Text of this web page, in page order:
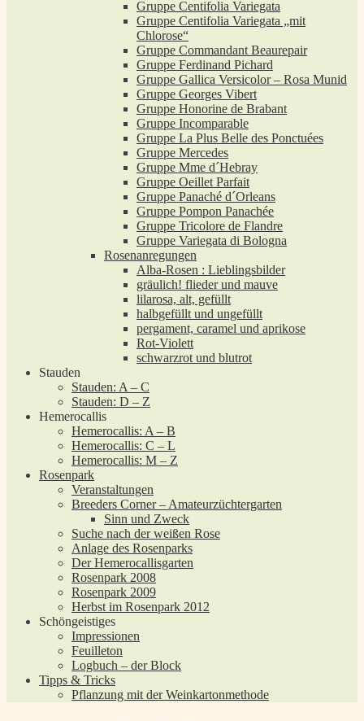
Gruppe Centifolia Variegata
Gruppe Centifolia Variegata „mit
Chlorose“
Gruppe Commandant Beaurepair
Gruppe Ferdinand Pichard
Gruppe Gallica Versicolor – Rosa Munid
Gruppe Georges Vibert
Gruppe Honorine de Brabant
Gruppe Incomparable
Gruppe La Plus Belle des Ponctuées
Gruppe Mercedes
Gruppe Mme d´Hebray
Gruppe Oeillet Parfait
Gruppe Panaché d´Orleans
Gruppe Pompon Panachée
Gruppe Tricolore de Flandre
Gruppe Variegata di Bologna
Rosenanregungen
Alba-Rosen : Lieblingsbilder
gräulich! flieder und mauve
lilarosa, alt, gefüllt
halbgefüllt und ungefüllt
pergament, caramel und aprikose
Rot-Violett
schwarzrot und blutrot
Stauden
Stauden: A – C
Stauden: D – Z
Hemerocallis
Hemerocallis: A – B
Hemerocallis: C – L
Hemerocallis: M – Z
Rosenpark
Veranstaltungen
Breeders Corner – Amateurzüchtergarten
Sinn und Zweck
Suche nach der weißen Rose
Anlage des Rosenparks
Der Hemerocallisgarten
Rosenpark 2008
Rosenpark 2009
Herbst im Rosenpark 2012
Schöngeistiges
Impressionen
Feuilleton
Logbuch – der Block
Tipps & Tricks
Pflanzung mit der Weinkartonmethode